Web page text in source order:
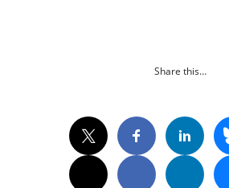
Share this…